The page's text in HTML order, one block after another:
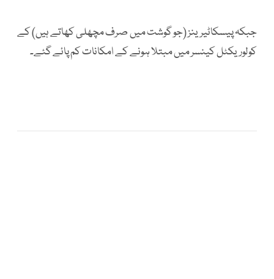
جبکہ پیسکاٹیرینز (جو گوشت میں صرف مچھلی کھاتے ہیں) کے
کولوریکٹل کینسر میں مبتلا ہونے کے امکانات کم پائے گئے۔